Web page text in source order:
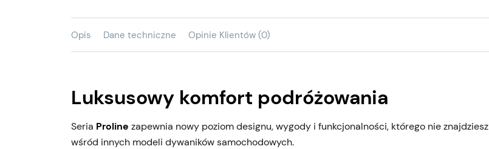
Opis Dane techniczne Opinie Klientów (0)
Luksusowy komfort podróżowania
Seria Proline zapewnia nowy poziom designu, wygody i funkcjonalności, którego nie znajdziesz
wśród innych modeli dywaników samochodowych.